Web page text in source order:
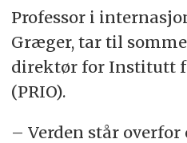
Professor i
Græger, tar til
direktør for Institutt
(PRIO).
– Verden står